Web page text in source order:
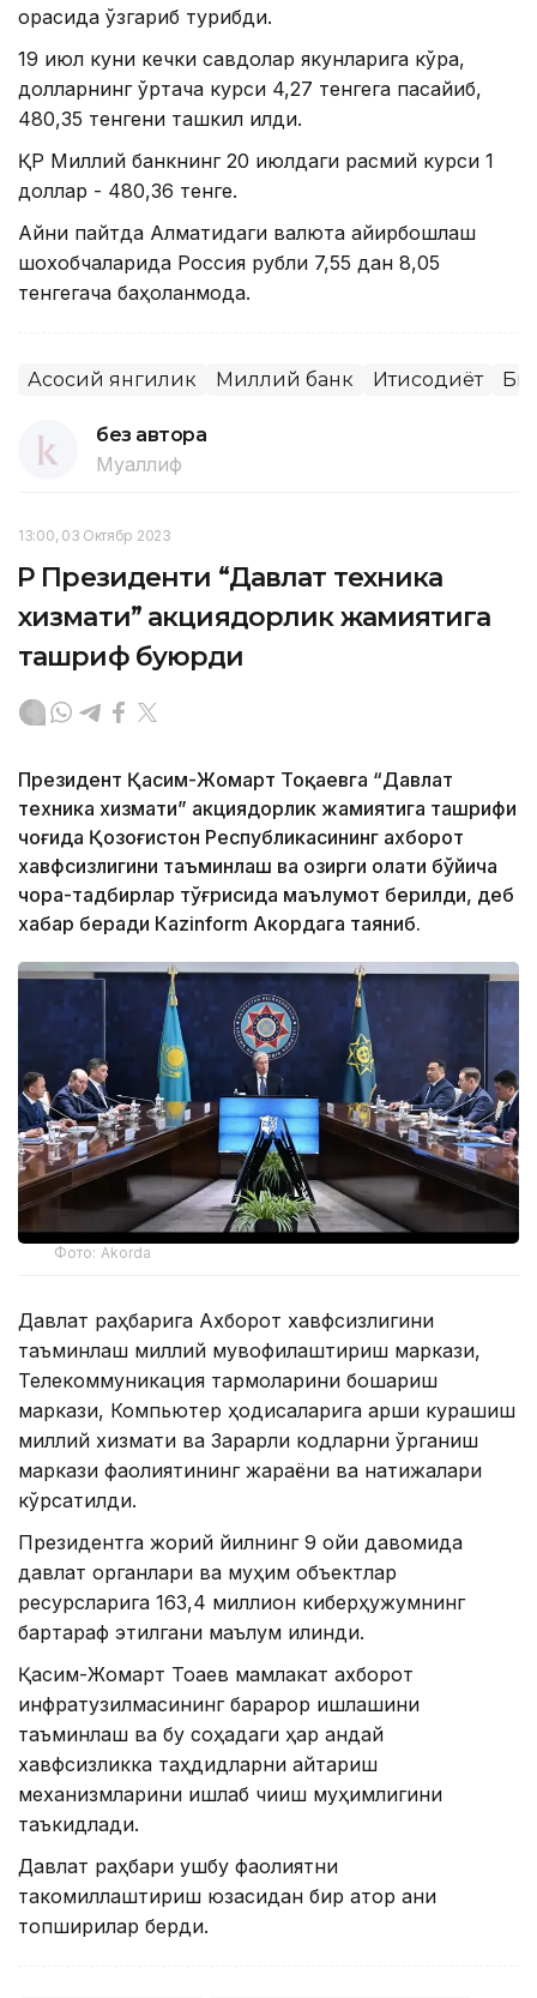
орасида ўзгариб турибди.
19 июл куни кечки савдолар якунларига кўра,
долларнинг ўртача курси 4,27 тенгега пасайиб,
480,35 тенгени ташкил қилди.
ҚР Миллий банкнинг 20 июлдаги расмий курси 1
доллар - 480,36 тенге.
Айни пайтда Алматидаги валюта айирбошлаш
шохобчаларида Россия рубли 7,55 дан 8,05
тенгегача баҳоланмоқда.
Асосий янгилик Миллий банк Иқтисодиёт
без автора
Муаллиф
13:00, 03 Октябр 2023
ҚР Президенти “Давлат техника
хизмати” акциядорлик жамиятига
ташриф буюрди
Президент Қасим-Жомарт Тоқаевга “Давлат
техника хизмати” акциядорлик жамиятига ташрифи
чоғида Қозоғистон Республикасининг ахборот
хавфсизлигини таъминлаш ва ҳозирги ҳолати бўйича
чора-тадбирлар тўғрисида маълумот берилди, деб
хабар беради Каzinform Акордага таяниб.
Фото: Akorda
Давлат раҳбарига Ахборот хавфсизлигини
таъминлаш миллий мувофиқлаштириш маркази,
Телекоммуникация тармоқларини бошқариш
маркази, Компьютер ҳодисаларига қарши курашиш
миллий хизмати ва Зарарли кодларни ўрганиш
маркази фаолиятининг жараёни ва натижалари
кўрсатилди.
Президентга жорий йилнинг 9 ойи давомида
давлат органлари ва муҳим объектлар
ресурсларига 163,4 миллион киберҳужумнинг
бартараф этилгани маълум қилинди.
Қасим-Жомарт Тоқаев мамлакат ахборот
инфратузилмасининг барқарор ишлашини
таъминлаш ва бу соҳадаги ҳар қандай
хавфсизликка таҳдидларни қайтариш
механизмларини ишлаб чиқиш муҳимлигини
таъкидлади.
Давлат раҳбари ушбу фаолиятни
такомиллаштириш юзасидан бир қатор аниқ
топшириқлар берди.